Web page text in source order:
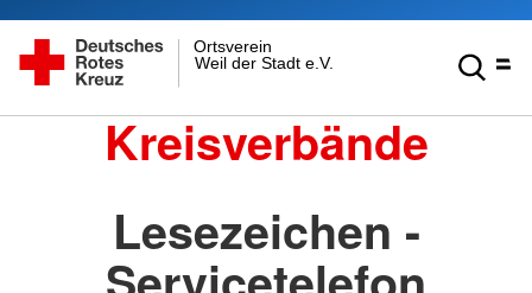
Weil der Stadt e.V.
Ortsverein
Kreisverbände
Lesezeichen -